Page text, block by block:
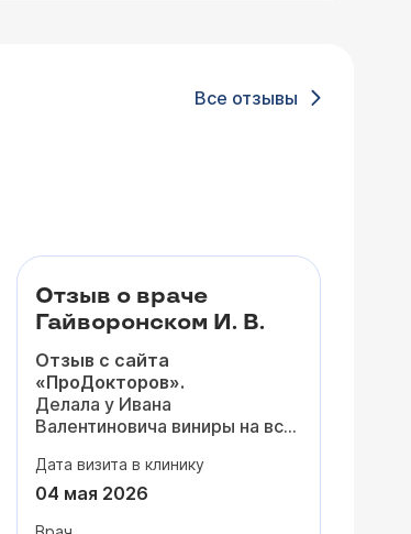
Все отзывы
Отзыв о враче
Гайворонском И. В.
Отзыв с сайта
«ПроДокторов».
Делала у Ивана
Валентиновича виниры на всю
просто потрясающий! Я и не
думала, что виниры могут
Дата визита в клинику
04 мая 2026